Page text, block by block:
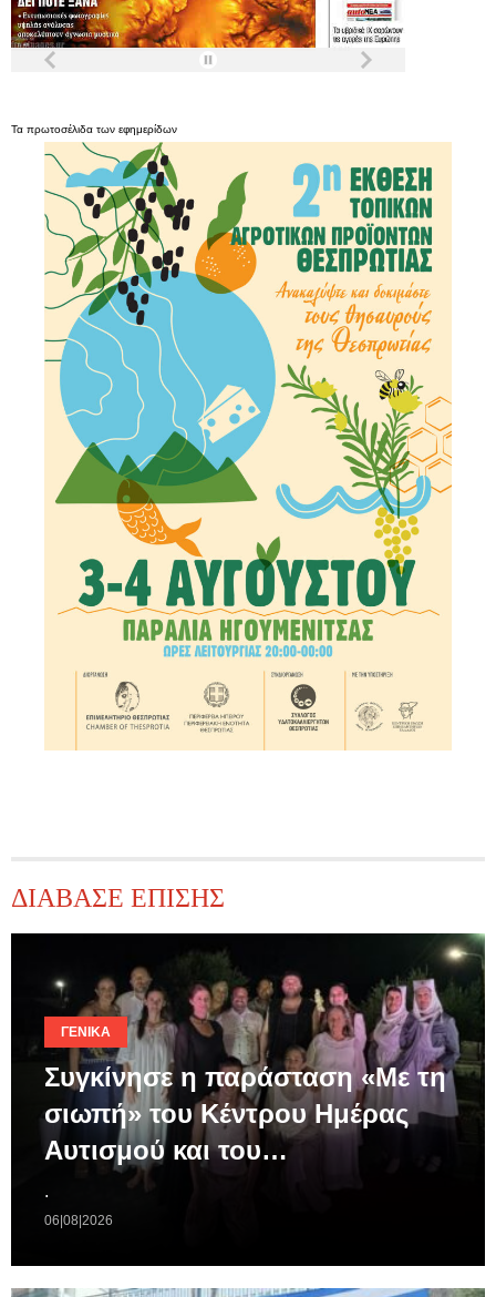
Τα πρωτοσέλιδα των εφημερίδων
ΔΙΑΒΑΣΕ ΕΠΙΣΗΣ
ΓΕΝΙΚΆ
Συγκίνησε η παράσταση «Με τη
σιωπή» του Κέντρου Ημέρας
Αυτισμού και του…
.
06|08|2026